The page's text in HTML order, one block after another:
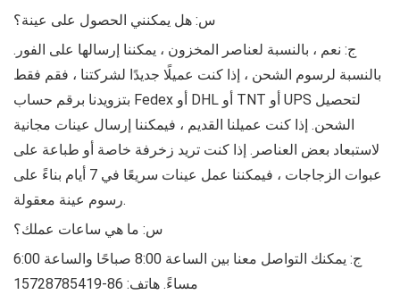
س: هل يمكنني الحصول على عينة؟
ج: نعم ، بالنسبة لعناصر المخزون ، يمكننا إرسالها على الفور.
بالنسبة لرسوم الشحن ، إذا كنت عميلًا جديدًا لشركتنا ، فقم فقط
بتزويدنا برقم حساب Fedex أو DHL أو TNT أو UPS لتحصيل
الشحن. إذا كنت عميلنا القديم ، فيمكننا إرسال عينات مجانية
لاستبعاد بعض العناصر. إذا كنت تريد زخرفة خاصة أو طباعة على
عبوات الزجاجات ، فيمكننا عمل عينات سريعًا في 7 أيام بناءً على
رسوم عينة معقولة.
س: ما هي ساعات عملك؟
ج: يمكنك التواصل معنا بين الساعة 8:00 صباحًا والساعة 6:00
مساءً. هاتف: 86-15728785419